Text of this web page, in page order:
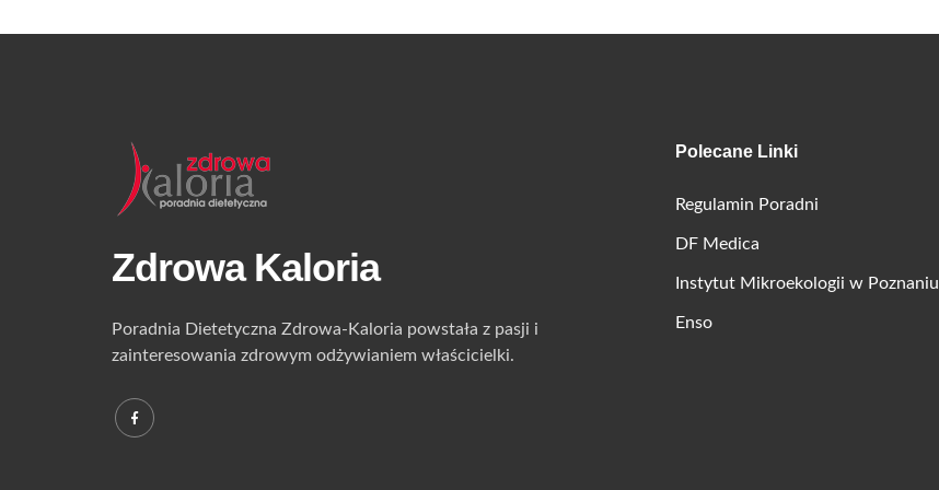
Zdrowa Kaloria
Poradnia Dietetyczna Zdrowa-Kaloria powstała z pasji i
zainteresowania zdrowym odżywianiem właścicielki.
Polecane Linki
Regulamin Poradni
DF Medica
Instytut Mikroekologii w Poznaniu
Enso